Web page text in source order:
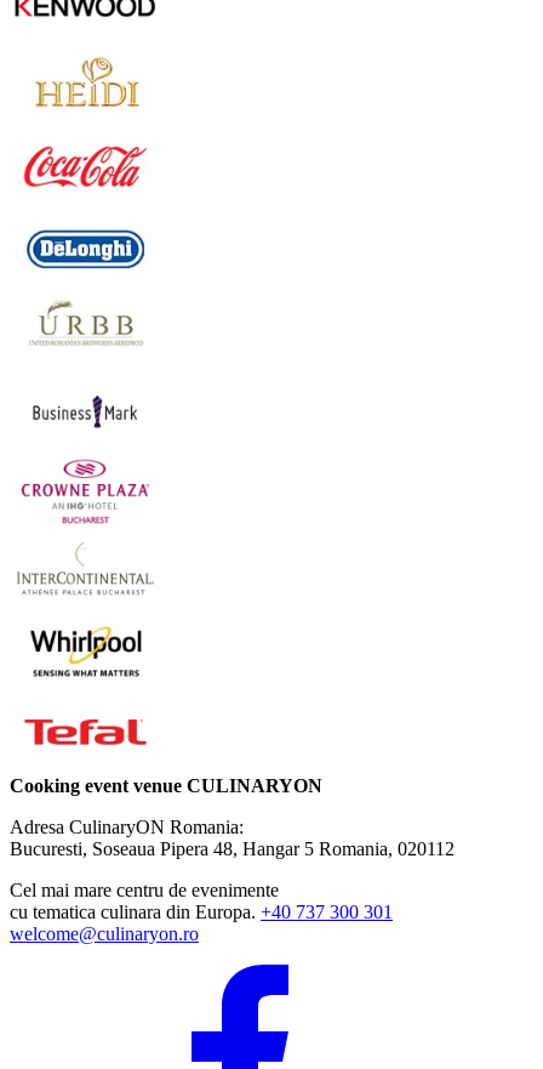
Cooking event venue CULINARYON
Adresa CulinaryON Romania:
Bucuresti, Soseaua Pipera 48, Hangar 5 Romania, 020112
Cel mai mare centru de evenimente
cu tematica culinara din Europa. +40 737 300 301
welcome@culinaryon.ro